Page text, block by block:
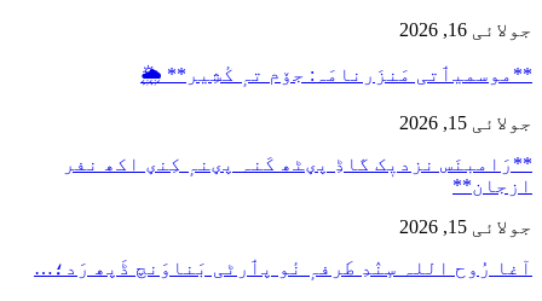
جولائی 16, 2026
**موسمیٲتی مَنزَرنامَہ: جۆم تہٕ کٔشِیر** 🌦️
جولائی 15, 2026
**رَامبنَس نزدیٖک گاڈِ پؠٹھ کَنہ پؠنہٕ کِنؠ اکھ نفر
ازجان**
جولائی 15, 2026
آغا رُوح اللہ سٕنٛدِ طَرفہٕ نٔو پٲرٹی بَناوَنچ ڈَپھ رَد؛…